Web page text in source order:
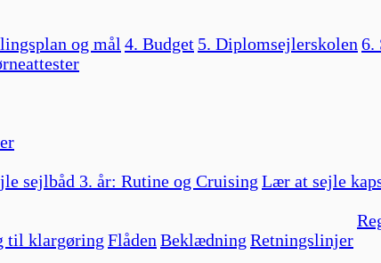
og mål 4. Budget 5. Diplomsejlerskolen 6.
sejlbåd 3. år: Rutine og Cruising Lær at sejle
til klargøring Flåden Beklædning Retningslinjer